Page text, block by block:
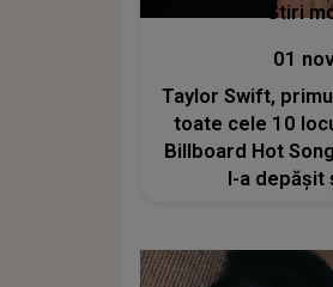
Stiri
01
Taylor Swift,
toate cele 10
Billboard Hot
l-a depășit